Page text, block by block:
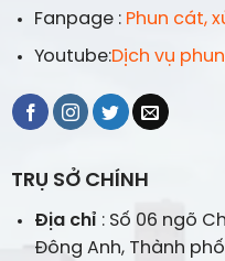
Fanpage : Phun cát,
Youtube:Dịch vụ
TRỤ SỞ CHÍNH
Địa chỉ : Số 06 ngõ
Đông Anh, Thành